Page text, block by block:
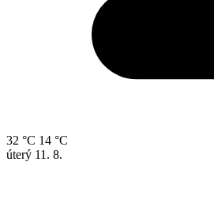
32 °C 14 °C
úterý 11. 8.